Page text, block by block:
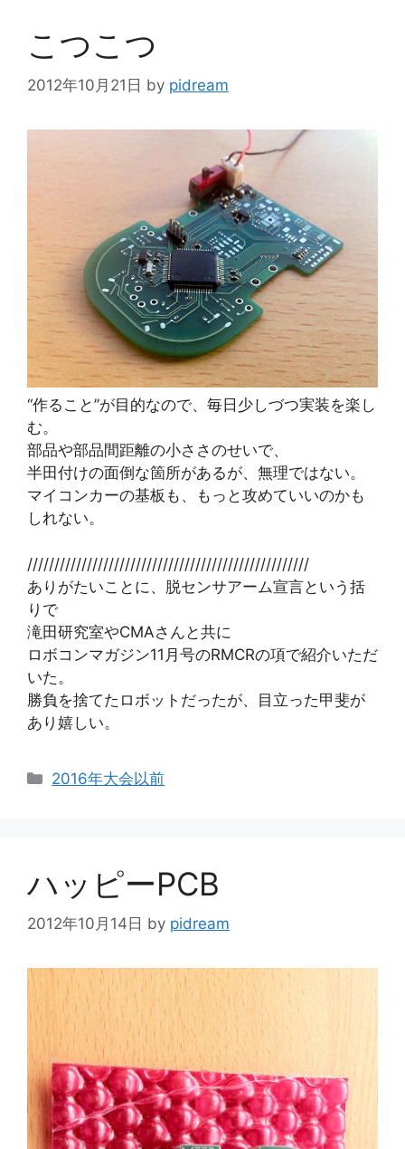
こつこつ
2012年10月21日 by pidream
“作ること”が目的なので、毎日少しづつ実装を楽し
む。
部品や部品間距離の小ささのせいで、
半田付けの面倒な箇所があるが、無理ではない。
マイコンカーの基板も、もっと攻めていいのかも
しれない。
////////////////////////////////////////////////////
ありがたいことに、脱センサアーム宣言という括
りで
滝田研究室やCMAさんと共に
ロボコンマガジン11月号のRMCRの項で紹介いただ
いた。
勝負を捨てたロボットだったが、目立った甲斐が
あり嬉しい。
カ
2016年大会以前
ハッピーPCB
2012年10月14日 by pidream